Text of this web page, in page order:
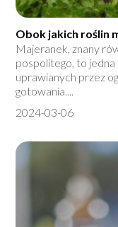
Obok jakich roślin
Majeranek, znany
pospolitego, to jedna
uprawianych przez
gotowania....
2024-03-06